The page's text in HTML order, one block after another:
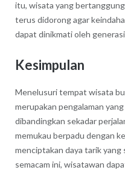
itu, wisata yang
terus didorong agar
dapat dinikmati oleh
Kesimpulan
Menelusuri tempat wisata
merupakan pengalaman
dibandingkan sekadar
memukau berpadu dengan
menciptakan daya tarik yang
semacam ini, wisatawan